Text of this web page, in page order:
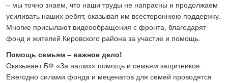
– мы точно знаем, что наши труды не напрасны и продолжаем
усиливать наших ребят, оказывая им всестороннюю поддержку.
Многие присылают видеообращения с фронта, благодарят
фонд и жителей Кировского района за участие и помощь.
Помощь семьям – важное дело!
Оказывает БФ «За наших» помощь и семьям защитников.
Ежегодно силами фонда и меценатов для семей проводятся